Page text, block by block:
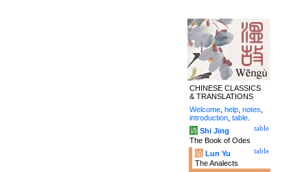
CHINESE CLASSICS
& TRANSLATIONS
Welcome help notes
introduction table
table
诗 Shi Jing
The Book of Odes
table
论 Lun Yu
The Analects